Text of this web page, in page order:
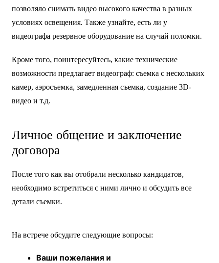
позволяло снимать видео высокого качества в разных
условиях освещения. Также узнайте, есть ли у
видеографа резервное оборудование на случай поломки.
Кроме того, поинтересуйтесь, какие технические
возможности предлагает видеограф: съемка с нескольких
камер, аэросъемка, замедленная съемка, создание 3D-
видео и т.д.
Личное общение и заключение
договора
После того как вы отобрали несколько кандидатов,
необходимо встретиться с ними лично и обсудить все
детали съемки.
На встрече обсудите следующие вопросы:
Ваши пожелания и